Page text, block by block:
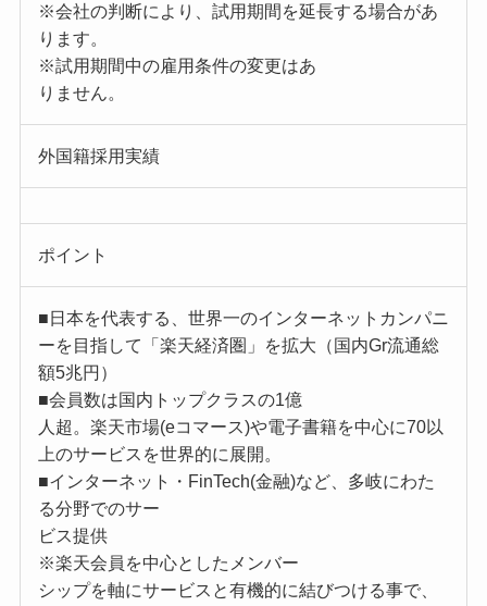
※会社の判断により、試用期間を延長する場合があ
ります。
※試用期間中の雇用条件の変更はあ
りません。
外国籍採用実績
ポイント
■日本を代表する、世界一のインターネットカンパニ
ーを目指して「楽天経済圏」を拡大（国内Gr流通総
額5兆円）
■会員数は国内トップクラスの1億
人超。楽天市場(eコマース)や電子書籍を中心に70以
上のサービスを世界的に展開。
■インターネット・FinTech(金融)など、多岐にわた
る分野でのサー
ビス提供
※楽天会員を中心としたメンバー
シップを軸にサービスと有機的に結びつける事で、